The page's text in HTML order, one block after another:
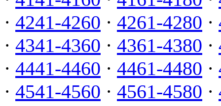
· 4241-4260 · 4261-4280 ·
· 4341-4360 · 4361-4380 ·
· 4441-4460 · 4461-4480 ·
· 4541-4560 · 4561-4580 ·